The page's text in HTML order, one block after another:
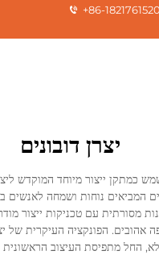
+86-
יצרן דובונים
כמתקן ייצור מיוחד המוקדש
המביאים נוחות ושמחה לאנשים
מסורתית עם טכניקות ייצור
אהובים. הפונקציה העיקרית של
החל מתפיסת העיצוב